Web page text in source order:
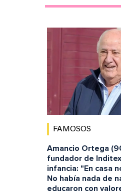
FAMOSOS
Amancio Ortega
fundador de
infancia: "En casa
No había nada de
educaron con